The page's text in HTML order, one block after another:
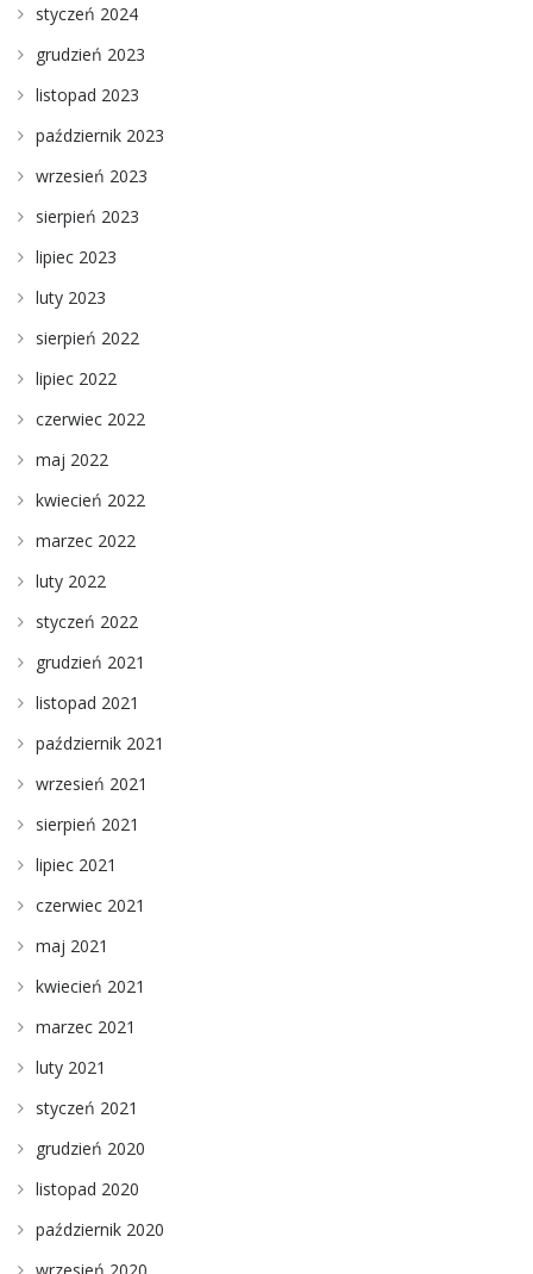
styczeń 2024
grudzień 2023
listopad 2023
październik 2023
wrzesień 2023
sierpień 2023
lipiec 2023
luty 2023
sierpień 2022
lipiec 2022
czerwiec 2022
maj 2022
kwiecień 2022
marzec 2022
luty 2022
styczeń 2022
grudzień 2021
listopad 2021
październik 2021
wrzesień 2021
sierpień 2021
lipiec 2021
czerwiec 2021
maj 2021
kwiecień 2021
marzec 2021
luty 2021
styczeń 2021
grudzień 2020
listopad 2020
październik 2020